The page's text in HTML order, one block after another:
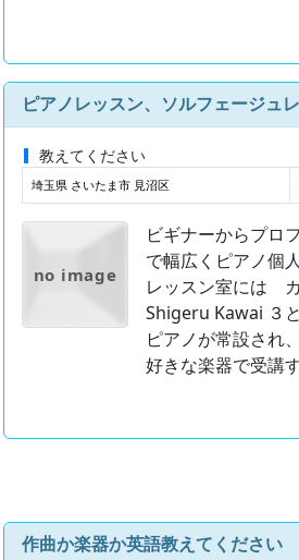
ピアノレッスン、ソルフェージュ
教えてください
埼玉県 さいたま市 見沼区
no image
ビギナーからプロ
で幅広くピアノ個
レッスン室には
Shigeru Kawai ３
ピアノが常設され
好きな楽器で受講
作曲か楽器か英語教えてください